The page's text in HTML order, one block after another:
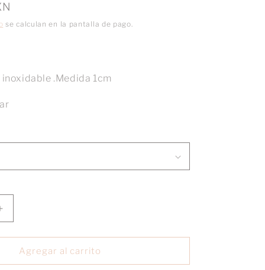
se calculan en la pantalla de pago.
.Medida 1cm
Agregar al carrito